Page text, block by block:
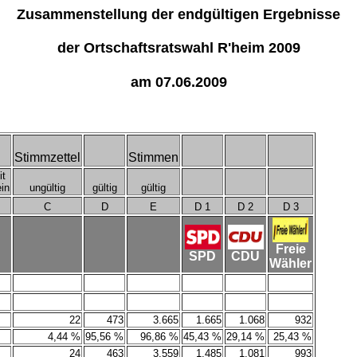
Zusammenstellung der endgültigen Ergebnisse
der Ortschaftsratswahl R'heim 2009
am 07.06.2009
Stimmzettel Stimmen
ungültig gültig
gültig
C
D E D 1 D 2 D 3
SPD CDU
Freie
Wähler
22 473 3.665 1.665 1.068
932
4,44 % 95,56 % 96,86 % 45,43 % 29,14 %
25,43 %
24
463 3.559 1.485 1.081 993